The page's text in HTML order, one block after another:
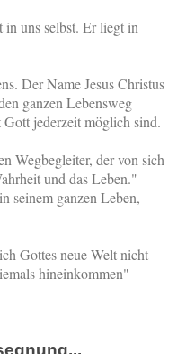
uns selbst. Er liegt in
Der Name Jesus Christus
ganzen Lebensweg
Gott jederzeit möglich sind.
Wegbegleiter, der von sich
und das Leben."
seinem ganzen Leben,
Gottes neue Welt nicht
hineinkommen"